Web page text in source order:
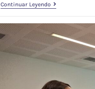
Continuar Leyendo